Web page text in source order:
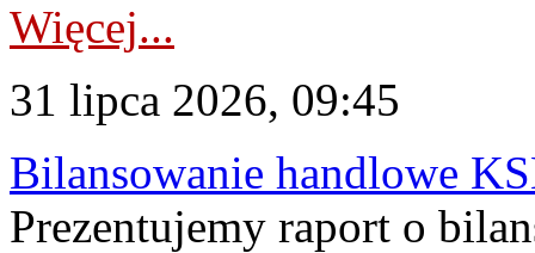
Więcej...
31 lipca 2026, 09:45
Bilansowanie handlowe
Prezentujemy raport o